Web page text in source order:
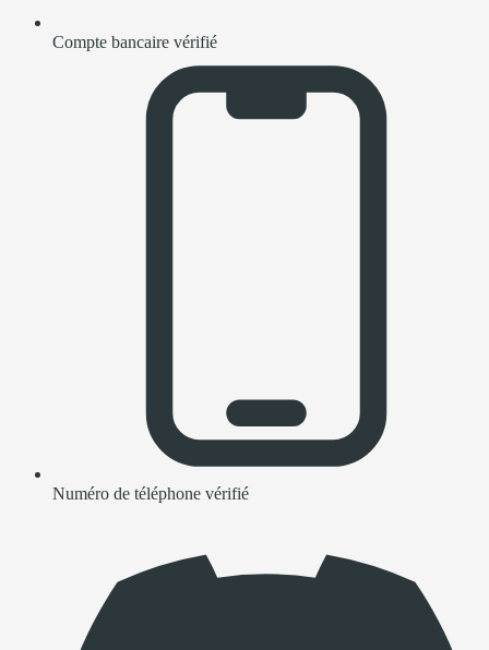
Compte bancaire vérifié
Numéro de téléphone vérifié